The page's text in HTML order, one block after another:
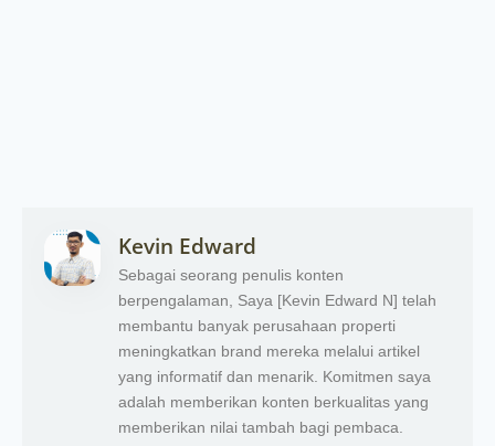
Kevin Edward
Sebagai seorang penulis konten
berpengalaman, Saya [Kevin Edward N] telah
membantu banyak perusahaan properti
meningkatkan brand mereka melalui artikel
yang informatif dan menarik. Komitmen saya
adalah memberikan konten berkualitas yang
memberikan nilai tambah bagi pembaca.